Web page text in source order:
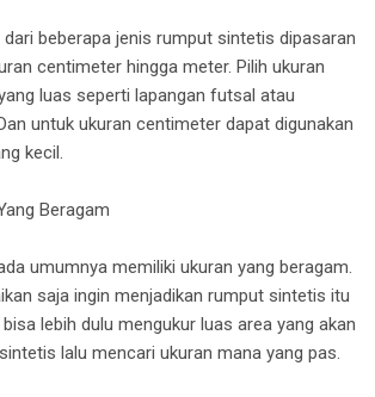
beberapa jenis rumput sintetis dipasaran
centimeter hingga meter. Pilih ukuran
luas seperti lapangan futsal atau
untuk ukuran centimeter dapat digunakan
kecil.
Beragam
umumnya memiliki ukuran yang beragam.
saja ingin menjadikan rumput sintetis itu
lebih dulu mengukur luas area yang akan
lalu mencari ukuran mana yang pas.